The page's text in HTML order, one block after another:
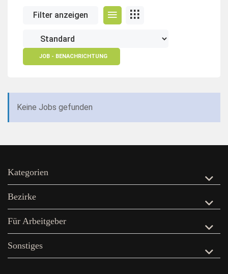
Filter anzeigen
JOB - BENACHRICHTUNG
Keine Jobs gefunden
Kategorien
Bezirke
Für Arbeitgeber
Sonstiges